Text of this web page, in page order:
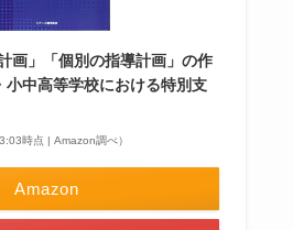
画」「個別の指導計画」の作
小中高等学校における特別支
時点 | Amazon調べ）
Amazon